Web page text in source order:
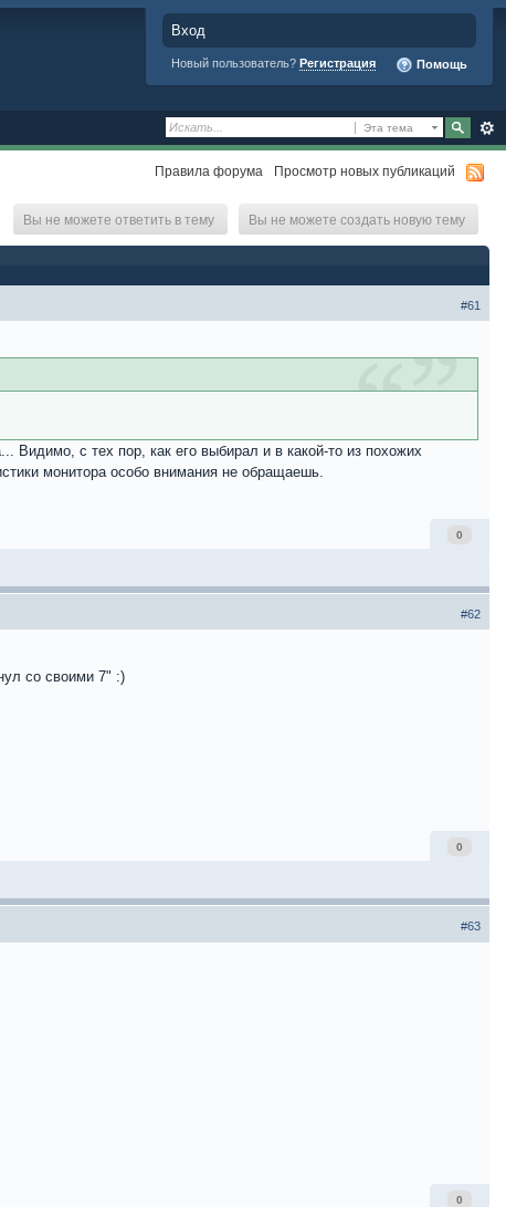
Вход
Новый пользователь? Регистрация Помощь
Эта тема
Правила форума Просмотр новых публикаций
Вы не можете создать новую тему
Вы не можете ответить в тему
#61
Видимо, с тех пор, как его выбирал и в какой-то из похожих
монитора особо внимания не обращаешь.
0
#62
со своими 7" :)
0
#63
0